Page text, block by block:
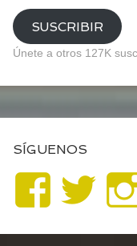
SUSCRIBIR
Únete a otros 127K
SÍGUENOS
Ver